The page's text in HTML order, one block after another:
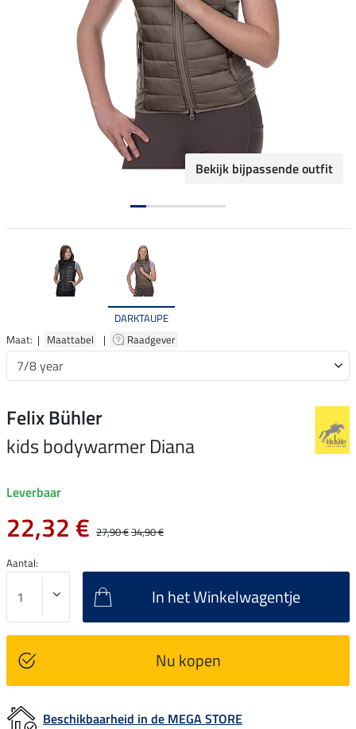
Bekijk bijpassende outfit
DARKTAUPE
Maat: | Maattabel | Raadgever
Felix Bühler
kids bodywarmer Diana
Leverbaar
22,32 € 27,90 €34,90 €
Aantal:
In het Winkelwagentje
Nu kopen
Beschikbaarheid in de MEGA STORE